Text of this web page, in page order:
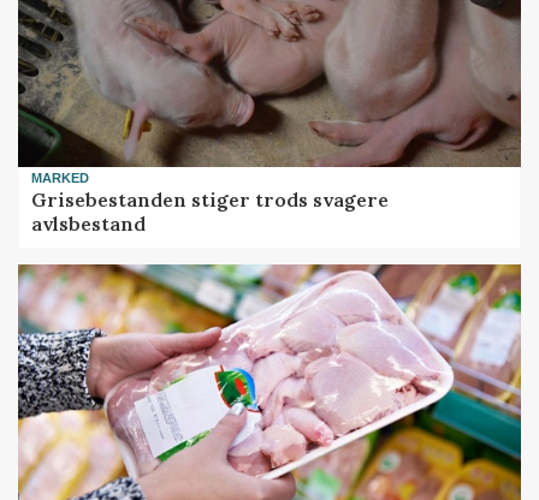
MARKED
Grisebestanden stiger trods svagere
avlsbestand